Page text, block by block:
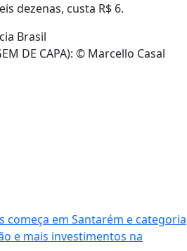
dezenas, custa R$ 6.
Brasil
DE CAPA): © Marcello Casal